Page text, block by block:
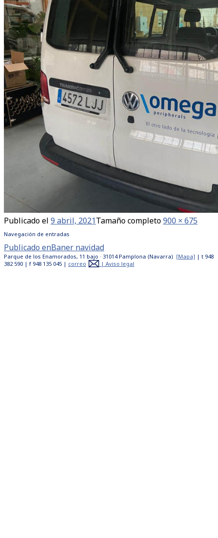
Publicado el 9 abril, 2021Tamaño completo900 × 675
Navegación de entradas
Publicado enBaner navidad
Parque de los Enamorados, 11 bajo · 31014 Pamplona (Navarra) [Mapa] | t 948
382 590 | f 948 135 045 | correo | Aviso legal